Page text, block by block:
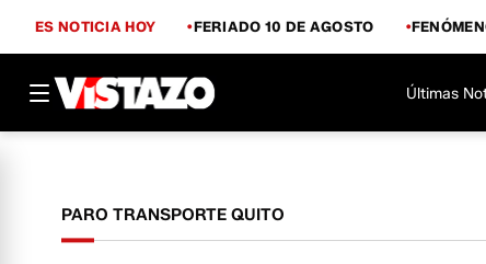
ES NOTICIA HOY FERIADO 10 DE AGOSTO
Últimas
PARO TRANSPORTE QUITO